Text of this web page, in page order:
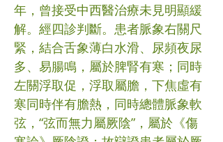
年，曾接受中西醫治療未見明顯緩
解。經四診判斷。患者脈象右關尺
緊，結合舌象薄白水滑、尿頻夜尿
多、易腸鳴，屬於脾腎有寒；同時
左關浮取促，浮取屬膽，下焦虛有
寒同時伴有膽熱，同時總體脈象軟
弦，“弦而無力屬厥陰”，屬於《傷